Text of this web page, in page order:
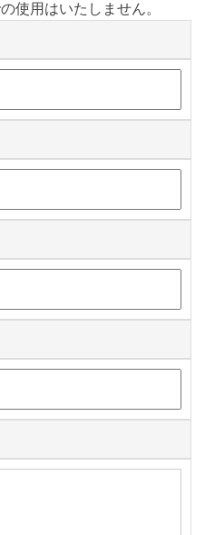
使用はいたしません。